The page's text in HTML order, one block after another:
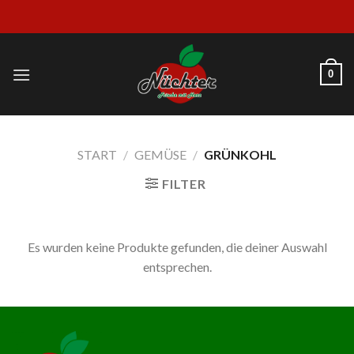
0
START / GEMÜSE / GRÜNKOHL
FILTER
Es wurden keine Produkte gefunden, die deiner Auswahl
entsprechen.